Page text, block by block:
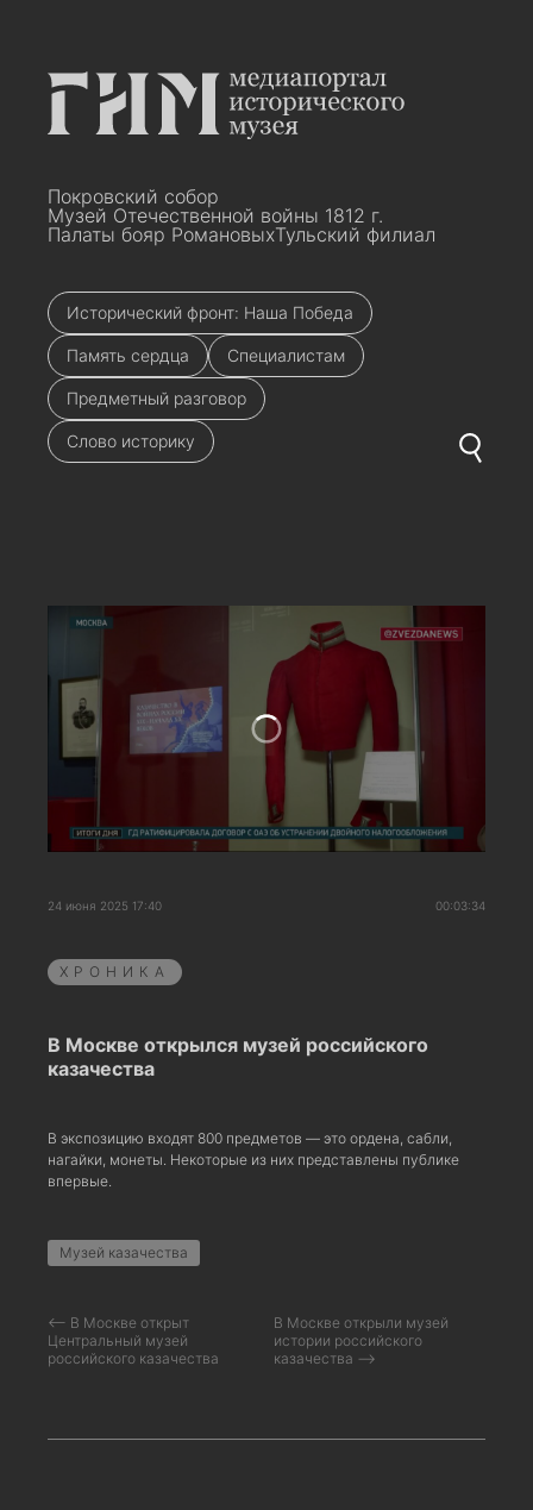
Покровский собор
Музей Отечественной войны 1812 г.
Палаты бояр РомановыхТульский филиал
Исторический фронт: Наша Победа
Память сердца Специалистам
Предметный разговор
Слово историку
24 июня 2025 17:40 00:03:34
ХРОНИКА
В Москве открылся музей российского
казачества
В экспозицию входят 800 предметов — это ордена, сабли,
нагайки, монеты. Некоторые из них представлены публике
впервые.
Музей казачества
⟵ В Москве открыт
Центральный музей
российского казачества
В Москве открыли музей
истории российского
казачества ⟶